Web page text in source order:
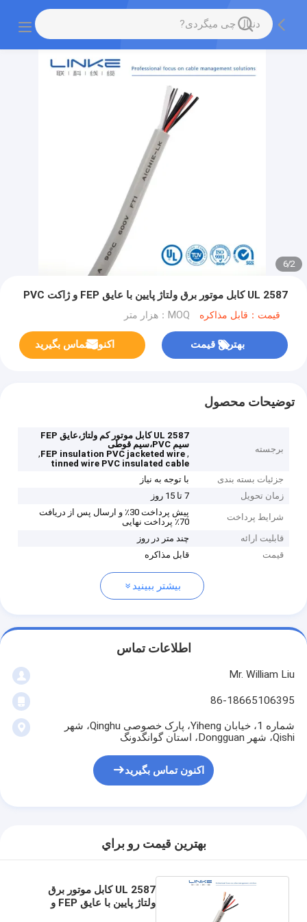
2
/
6
UL 2587 کابل موتور برق ولتاژ پایین با عایق FEP و ژاکت PVC
قیمت：قابل مذاکره MOQ：هزار متر
بهترین قیمت اکنون تماس بگیرید
توضیحات محصول
برجسته
UL 2587 کابل موتور کم ولتاژ،عایق FEP
سیم PVC،سیم قوطی
,
FEP insulation PVC jacketed wire
,
tinned wire PVC insulated cable
جزئیات بسته بندی
با توجه به نیاز
زمان تحویل
7 تا 15 روز
شرایط پرداخت
پیش پرداخت 30٪ و ارسال پس از دریافت
70٪ پرداخت نهایی
قابلیت ارائه
چند متر در روز
قیمت
قابل مذاکره
بیشتر ببینید
اطلاعات تماس
Mr. William Liu
86-18665106395
شماره 1، خیابان Yiheng، پارک خصوصی Qinghu، شهر
Qishi، شهر Dongguan، استان گوانگدونگ
اکنون تماس بگیرید
بهترين قيمت رو براي
UL 2587 کابل موتور برق
ولتاژ پایین با عایق FEP و